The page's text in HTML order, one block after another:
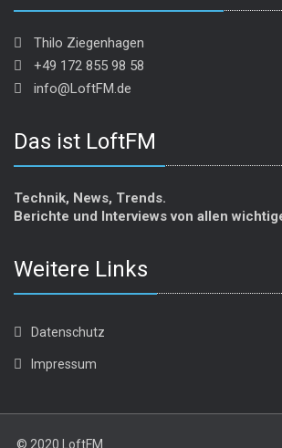
Thilo Ziegenhagen
+49 172 855 98 58
info@LoftFM.de
Das ist LoftFM
Technik, News, Trends.
Berichte und Interviews von allen
Weitere Links
Datenschutz
Impressum
© 2020 LoftFM